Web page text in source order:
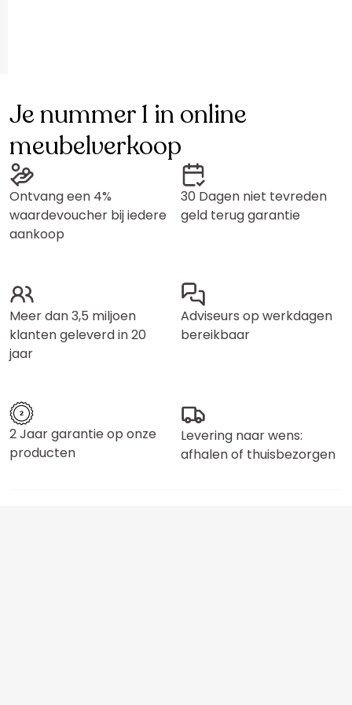
Je nummer 1 in online
meubelverkoop
Ontvang een 4%
waardevoucher bij iedere
aankoop
30 Dagen niet tevreden
geld terug garantie
Meer dan 3,5 miljoen
klanten geleverd in 20
jaar
Adviseurs op werkdagen
bereikbaar
2 Jaar garantie op onze
producten
Levering naar wens:
afhalen of thuisbezorgen